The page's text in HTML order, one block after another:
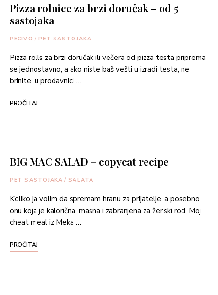
Pizza rolnice za brzi doručak – od 5
sastojaka
PECIVO / PET SASTOJAKA
Pizza rolls za brzi doručak ili večera od pizza testa priprema
se jednostavno, a ako niste baš vešti u izradi testa, ne
brinite, u prodavnici …
PROČITAJ
BIG MAC SALAD – copycat recipe
PET SASTOJAKA / SALATA
Koliko ja volim da spremam hranu za prijatelje, a posebno
onu koja je kalorična, masna i zabranjena za ženski rod. Moj
cheat meal iz Meka …
PROČITAJ